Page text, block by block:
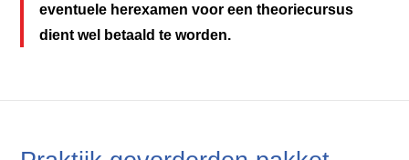
eventuele herexamen voor een theoriecursus
dient wel betaald te worden.